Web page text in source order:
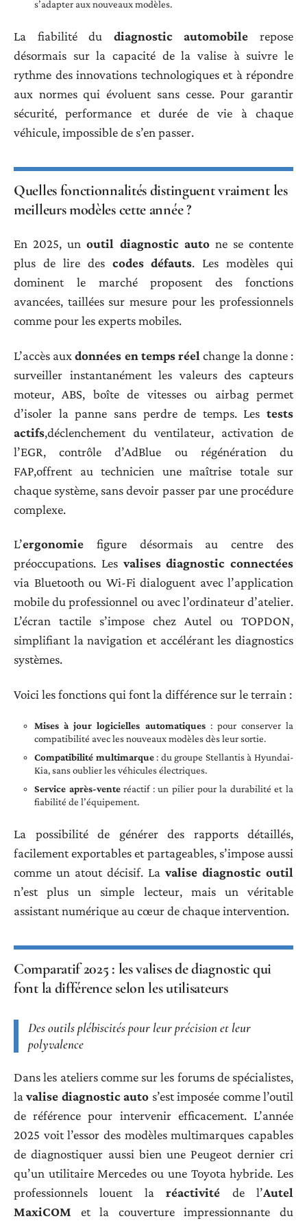
s’adapter aux nouveaux modèles.
La fiabilité du diagnostic automobile repose
désormais sur la capacité de la valise à suivre le
rythme des innovations technologiques et à répondre
aux normes qui évoluent sans cesse. Pour garantir
sécurité, performance et durée de vie à chaque
véhicule, impossible de s’en passer.
Quelles fonctionnalités distinguent vraiment les
meilleurs modèles cette année ?
En 2025, unoutil diagnostic autone se contente
plus de lire des codes défauts. Les modèles qui
dominent le marché proposent des fonctions
avancées, taillées sur mesure pour les professionnels
comme pour les experts mobiles.
L’accès auxdonnées en temps réel change la donne :
surveiller instantanément les valeurs des capteurs
moteur, ABS, boîte de vitesses ou airbag permet
d’isoler la panne sans perdre de temps. Les tests
actifs,déclenchement du ventilateur, activation de
l’EGR, contrôle d’AdBlue ou régénération du
FAP,offrent au technicien une maîtrise totale sur
chaque système, sans devoir passer par une procédure
complexe.
L’ergonomie figure désormais au centre des
préoccupations. Les valises diagnostic connectées
via Bluetooth ou Wi-Fi dialoguent avec l’application
mobile du professionnel ou avec l’ordinateur d’atelier.
L’écran tactile s’impose chez Autel ou TOPDON,
simplifiant la navigation et accélérant les diagnostics
systèmes.
Voici les fonctions qui font la différence sur le terrain :
Mises à jour logicielles automatiques: pour conserver la
compatibilité avec les nouveaux modèles dès leur sortie.
Compatibilité multimarque: du groupe Stellantis à Hyundai-
Kia, sans oublier les véhicules électriques.
Service après-venteréactif : un pilier pour la durabilité et la
fiabilité de l’équipement.
La possibilité de générer des rapports détaillés,
facilement exportables et partageables, s’impose aussi
comme un atout décisif. La valise diagnostic outil
n’est plus un simple lecteur, mais un véritable
assistant numérique au cœur de chaque intervention.
Comparatif 2025 : les valises de diagnostic qui
font la différence selon les utilisateurs
Des outils plébiscités pour leur précision et leur
polyvalence
Dans les ateliers comme sur les forums de spécialistes,
lavalise diagnostic auto s’est imposée comme l’outil
de référence pour intervenir efficacement. L’année
2025 voit l’essor des modèles multimarques capables
de diagnostiquer aussi bien une Peugeot dernier cri
qu’un utilitaire Mercedes ou une Toyota hybride. Les
professionnels louent laréactivité de l’Autel
MaxiCOM et la couverture impressionnante du